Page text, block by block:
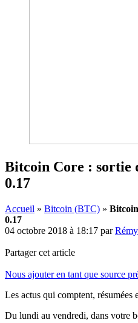
Bitcoin Core : sortie
0.17
Accueil » Bitcoin (BTC) »
0.17
04 octobre 2018 à 18:17 par
Partager cet article
Nous ajouter en tant que source
Les actus qui comptent, résumées
Du lundi au vendredi, dans votre